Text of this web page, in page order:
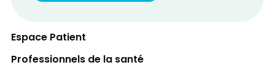
Espace Patient
Professionnels de la santé